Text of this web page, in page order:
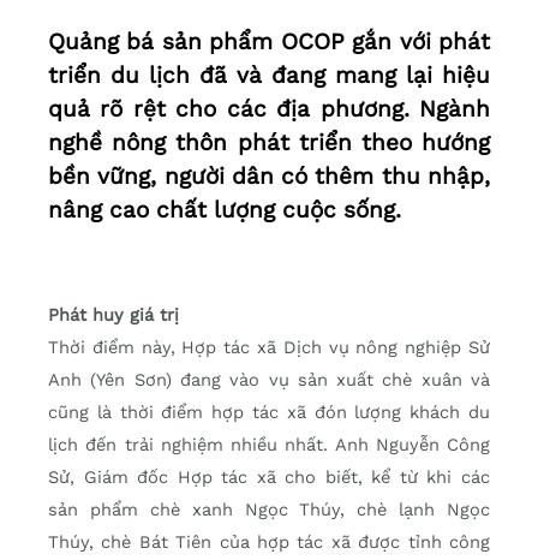
Quảng bá sản phẩm OCOP gắn với phát
triển du lịch đã và đang mang lại hiệu
quả rõ rệt cho các địa phương. Ngành
nghề nông thôn phát triển theo hướng
bền vững, người dân có thêm thu nhập,
nâng cao chất lượng cuộc sống.
Phát huy giá trị
Thời điểm này, Hợp tác xã Dịch vụ nông nghiệp Sử
Anh (Yên Sơn) đang vào vụ sản xuất chè xuân và
cũng là thời điểm hợp tác xã đón lượng khách du
lịch đến trải nghiệm nhiều nhất. Anh Nguyễn Công
Sử, Giám đốc Hợp tác xã cho biết, kể từ khi các
sản phẩm chè xanh Ngọc Thúy, chè lạnh Ngọc
Thúy, chè Bát Tiên của hợp tác xã được tỉnh công